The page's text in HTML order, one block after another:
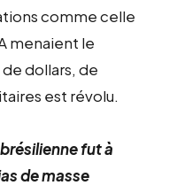
comme celle
menaient le
dollars, de
est révolu.
fut à
de masse